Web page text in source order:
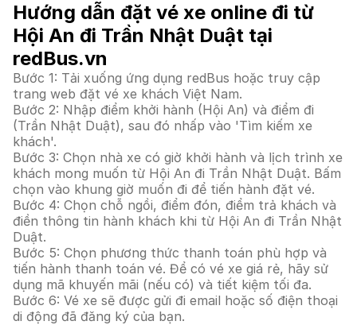
Hướng dẫn đặt vé xe online đi từ
Hội An đi Trần Nhật Duật tại
redBus.vn
Bước 1: Tải xuống ứng dụng redBus hoặc truy cập
trang web đặt vé xe khách Việt Nam.
Bước 2: Nhập điểm khởi hành (Hội An) và điểm đi
(Trần Nhật Duật), sau đó nhấp vào 'Tìm kiếm xe
khách'.
Bước 3: Chọn nhà xe có giờ khởi hành và lịch trình xe
khách mong muốn từ Hội An đi Trần Nhật Duật. Bấm
chọn vào khung giờ muốn đi để tiến hành đặt vé.
Bước 4: Chọn chỗ ngồi, điểm đón, điểm trả khách và
điền thông tin hành khách khi từ Hội An đi Trần Nhật
Duật.
Bước 5: Chọn phương thức thanh toán phù hợp và
tiến hành thanh toán vé. Để có vé xe giá rẻ, hãy sử
dụng mã khuyến mãi (nếu có) và tiết kiệm tối đa.
Bước 6: Vé xe sẽ được gửi đi email hoặc số điện thoại
di động đã đăng ký của bạn.